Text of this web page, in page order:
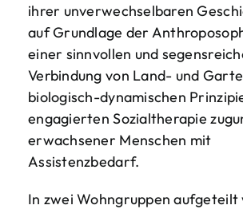
ihrer unverwechselbaren
auf Grundlage der
einer sinnvollen und
Verbindung von Land- und
biologisch-dynamischen
engagierten Sozialtherapie
erwachsener Menschen mit
Assistenzbedarf.
In zwei Wohngruppen aufgeteilt